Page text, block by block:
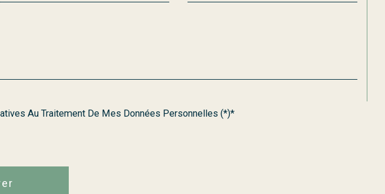
Au Traitement De Mes Données Personnelles (*)*